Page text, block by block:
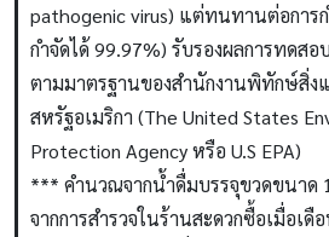
pathogenic virus) แต่ทนทานต่อการ
กำจัดได้ 99.97%) รับรองผลการทดสอ
ตามมาตรฐานของสำนักงานพิทักษ์สิ่ง
สหรัฐอเมริกา (The United States
Protection Agency หรือ U.S EPA)
*** คำนวณจากน้ำดื่มบรรจุขวดขนาด
จากการสำรวจในร้านสะดวกซื้อเมื่อเ